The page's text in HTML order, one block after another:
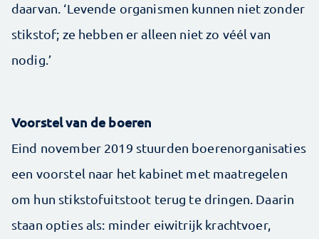
daarvan. ‘Levende organismen kunnen niet zonder
stikstof; ze hebben er alleen niet zo véél van
nodig.’
Voorstel van de boeren
Eind november 2019 stuurden boerenorganisaties
een voorstel naar het kabinet met maatregelen
om hun stikstofuitstoot terug te dringen. Daarin
staan opties als: minder eiwitrijk krachtvoer,